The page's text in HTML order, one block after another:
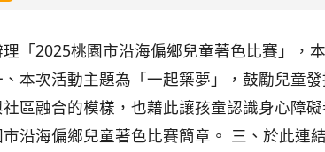
「2025桃園市沿海偏鄉兒童著色比賽」，
本次活動主題為「一起築夢」，鼓勵兒童
區融合的模樣，也藉此讓孩童認識身心障
市沿海偏鄉兒童著色比賽簡章。 三、於此連結
uploads/tad_blocks/image/113-
uploads/tad_blocks/image/114-